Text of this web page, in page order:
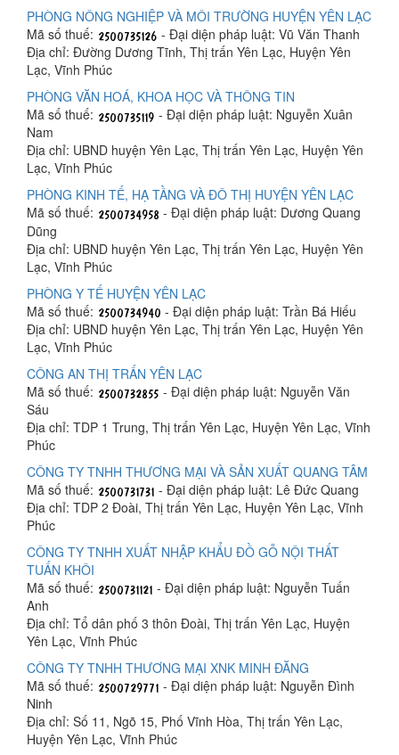
PHÒNG NÔNG NGHIỆP VÀ MÔI TRƯỜNG HUYỆN YÊN LẠC
Mã số thuế:
- Đại diện pháp luật: Vũ Văn Thanh
Địa chỉ: Đường Dương Tĩnh, Thị trấn Yên Lạc, Huyện Yên
Lạc, Vĩnh Phúc
PHÒNG VĂN HOÁ, KHOA HỌC VÀ THÔNG TIN
Mã số thuế:
- Đại diện pháp luật: Nguyễn Xuân
Nam
Địa chỉ: UBND huyện Yên Lạc, Thị trấn Yên Lạc, Huyện Yên
Lạc, Vĩnh Phúc
PHÒNG KINH TẾ, HẠ TẦNG VÀ ĐÔ THỊ HUYỆN YÊN LẠC
Mã số thuế:
- Đại diện pháp luật: Dương Quang
Dũng
Địa chỉ: UBND huyện Yên Lạc, Thị trấn Yên Lạc, Huyện Yên
Lạc, Vĩnh Phúc
PHÒNG Y TẾ HUYỆN YÊN LẠC
Mã số thuế:
- Đại diện pháp luật: Trần Bá Hiếu
Địa chỉ: UBND huyện Yên Lạc, Thị trấn Yên Lạc, Huyện Yên
Lạc, Vĩnh Phúc
CÔNG AN THỊ TRẤN YÊN LẠC
Mã số thuế:
- Đại diện pháp luật: Nguyễn Văn
Sáu
Địa chỉ: TDP 1 Trung, Thị trấn Yên Lạc, Huyện Yên Lạc, Vĩnh
Phúc
CÔNG TY TNHH THƯƠNG MẠI VÀ SẢN XUẤT QUANG TÂM
Mã số thuế:
- Đại diện pháp luật: Lê Đức Quang
Địa chỉ: TDP 2 Đoài, Thị trấn Yên Lạc, Huyện Yên Lạc, Vĩnh
Phúc
CÔNG TY TNHH XUẤT NHẬP KHẨU ĐỒ GỖ NỘI THẤT
TUẤN KHÔI
Mã số thuế:
- Đại diện pháp luật: Nguyễn Tuấn
Anh
Địa chỉ: Tổ dân phố 3 thôn Đoài, Thị trấn Yên Lạc, Huyện
Yên Lạc, Vĩnh Phúc
CÔNG TY TNHH THƯƠNG MẠI XNK MINH ĐĂNG
Mã số thuế:
- Đại diện pháp luật: Nguyễn Đình
Ninh
Địa chỉ: Số 11, Ngõ 15, Phố Vĩnh Hòa, Thị trấn Yên Lạc,
Huyện Yên Lạc, Vĩnh Phúc